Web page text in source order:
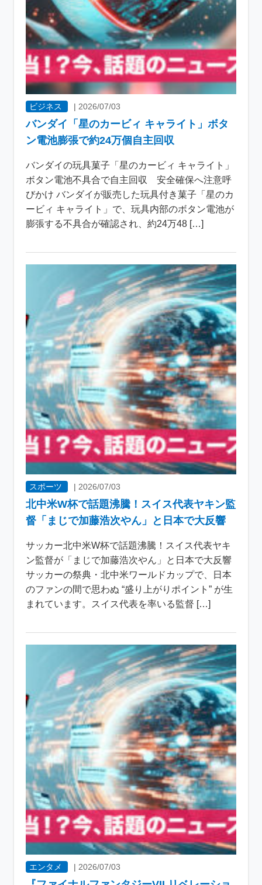
ビジネス | 2026/07/03
バンダイ「星のカービィ キャライト」ボタ
ン電池膨張で約24万個自主回収
バンダイの玩具菓子「星のカービィ キャライト」
ボタン電池不具合で自主回収 安全確保へ注意呼
びかけ バンダイが販売した玩具付き菓子「星のカ
ービィ キャライト」で、玩具内部のボタン電池が
膨張する不具合が確認され、約24万48 […]
スポーツ | 2026/07/03
北中米W杯で話題沸騰！スイス代表ヤキン監
督「まじで加藤浩次やん」と日本で大反響
サッカー北中米W杯で話題沸騰！スイス代表ヤキ
ン監督が「まじで加藤浩次やん」と日本で大反響
サッカーの祭典・北中米ワールドカップで、日本
のファンの間で思わぬ “盛り上がりポイント” が生
まれています。スイス代表を率いる監督 […]
エンタメ | 2026/07/03